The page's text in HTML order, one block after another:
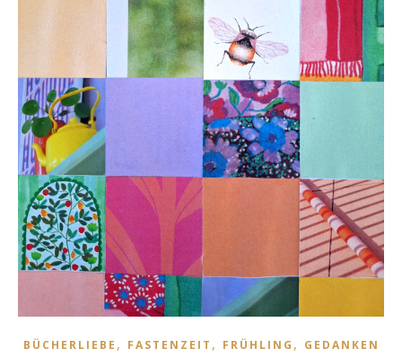
BÜCHERLIEBE , FASTENZEIT , FRÜHLING , GEDANKEN